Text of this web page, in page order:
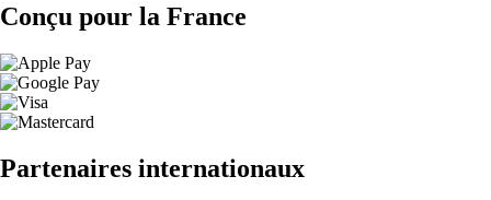
Conçu pour la France
Partenaires internationaux